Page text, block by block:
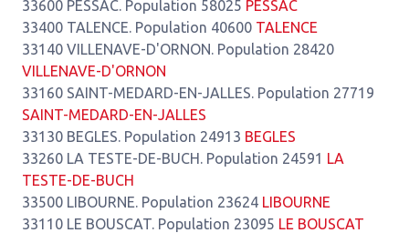
33600 PESSAC. Population 58025 PESSAC
33400 TALENCE. Population 40600 TALENCE
33140 VILLENAVE-D'ORNON. Population 28420
VILLENAVE-D'ORNON
33160 SAINT-MEDARD-EN-JALLES. Population 27719
SAINT-MEDARD-EN-JALLES
33130 BEGLES. Population 24913 BEGLES
33260 LA TESTE-DE-BUCH. Population 24591 LA
TESTE-DE-BUCH
33500 LIBOURNE. Population 23624 LIBOURNE
33110 LE BOUSCAT. Population 23095 LE BOUSCAT